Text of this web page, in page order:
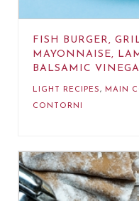
FISH BURGER,
MAYONNAISE,
BALSAMIC
LIGHT RECIPES, MAIN
CONTORNI